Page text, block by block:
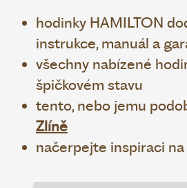
hodinky HAMILTON
instrukce, manuál a
všechny nabízené
špičkovém stavu
tento, nebo jemu
Zlíně
načerpejte inspiraci